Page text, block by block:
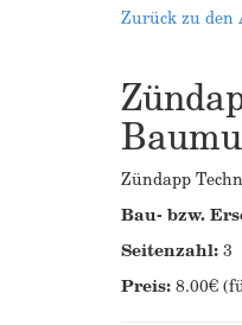
Zurück zu den
Zündapp
Bau- bzw.
Seitenzahl:3
Preis:8.00€